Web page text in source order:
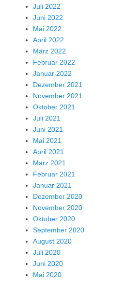
Juli 2022
Juni 2022
Mai 2022
April 2022
März 2022
Februar 2022
Januar 2022
Dezember 2021
November 2021
Oktober 2021
Juli 2021
Juni 2021
Mai 2021
April 2021
März 2021
Februar 2021
Januar 2021
Dezember 2020
November 2020
Oktober 2020
September 2020
August 2020
Juli 2020
Juni 2020
Mai 2020